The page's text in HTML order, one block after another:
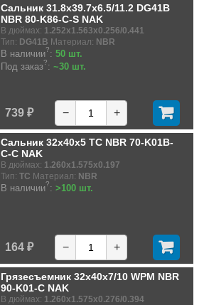
Сальник 31.8x39.7x6.5/11.2 DG41B
NBR 80-K86-C-S NAK
В дюймах: 1.252x1.563x0.256/0.441
Тип: DG41B Материал: NBR
В наличии?: 50 шт.
Под заказ?: ~30 шт.
739 ₽ − +
Сальник 32x40x5 TC NBR 70-K01B-
C-C NAK
В дюймах: 1.260x1.575x0.197
Тип: TC Материал: NBR
В наличии?: >100 шт.
164 ₽ − +
Грязесъемник 32x40x7/10 WPM NBR
90-K01-C NAK
В дюймах: 1.260x1.575x0.276/0.394